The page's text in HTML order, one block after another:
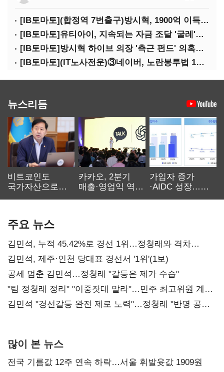
[IB토마토](합정역 7번출구)방시혁, 1900억 이득 논란…하이브 상장 진실은?
[IB토마토]유티아이, 지속되는 자금 조달 '굴레'…부채 리스크 고조
[IB토마토]방시혁 하이브 의장 '측근 펀드' 의혹…실상은 해외 투자 무산
[IB토마토](IT노사전운)③네이버, 노란봉투법 1호 되나…관건은 '진짜 주인'
뉴스리듬
비트코인도
국가자산으로…'
카카오, 2분기
매출·영업익 역대
가입자 증가
·AIDC 성장…
주요 뉴스
김민석, 누적 45.42%로 경선 1위…정청래와 격차
0.86%p(2보)
김민석, 제주·인천 당대표 경선서 '1위'(1보)
공세 멈춘 김민석…정청래 "갈등은 제가 수습"
"팀 정청래 정리" "이중잣대 말라"…민주 최고위원 계파
다툼 격화
김민석 "경선갈등 완전 제로 노력"…정청래 "반명 공세
많이 본 뉴스
전국 기름값 12주 연속 하락…서울 휘발윳값 1909원